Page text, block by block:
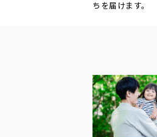
ちを届けます。